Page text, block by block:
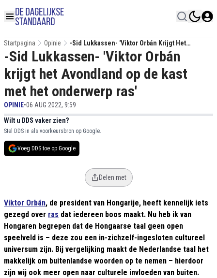
Startpagina Opinie
-Sid Lukkassen- 'Viktor Orbán Krijgt Het
Avondland Op De Kast Met Het Onderwerp Ras'
-Sid Lukkassen- 'Viktor Orbán
krijgt het Avondland op de kast
met het onderwerp ras'
OPINIE•06 AUG 2022, 9:59
Wilt u DDS vaker zien?
Stel DDS in als voorkeursbron op Google.
Voeg DDS toe op Google
Delen met
Viktor Orbán, de president van Hongarije, heeft kennelijk iets
gezegd over ras dat iedereen boos maakt. Nu heb ik van
Hongaren begrepen dat de Hongaarse taal geen open
speelveld is – deze zou een in-zichzelf-ingesloten cultureel
universum zijn. Bij vergelijking maakt de Nederlandse taal het
makkelijk om buitenlandse woorden op te nemen – hierdoor
zijn wij ook meer open naar culturele invloeden van buiten.